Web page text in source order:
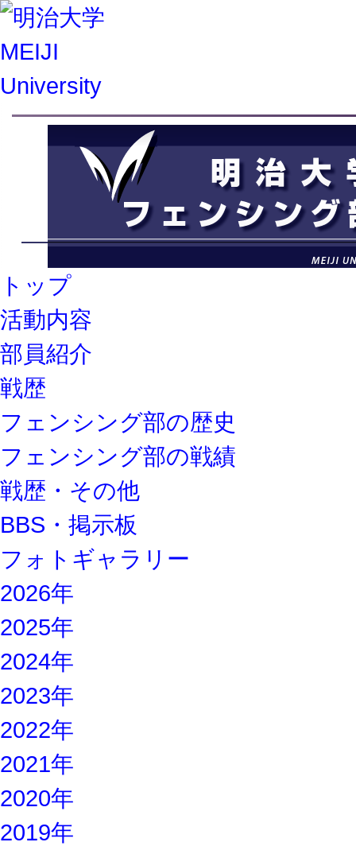
トップ
活動内容
部員紹介
戦歴
フェンシング部の歴史
フェンシング部の戦績
戦歴・その他
BBS・掲示板
フォトギャラリー
2026年
2025年
2024年
2023年
2022年
2021年
2020年
2019年